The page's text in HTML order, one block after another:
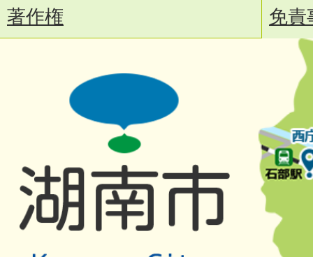
著作権
免責